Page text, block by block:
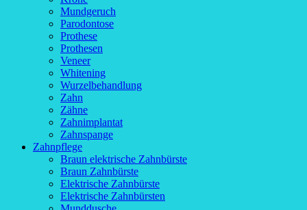
Mundgeruch
Parodontose
Prothese
Prothesen
Veneer
Whitening
Wurzelbehandlung
Zahn
Zähne
Zahnimplantat
Zahnspange
Zahnpflege
Braun elektrische Zahnbürste
Braun Zahnbürste
Elektrische Zahnbürste
Elektrische Zahnbürsten